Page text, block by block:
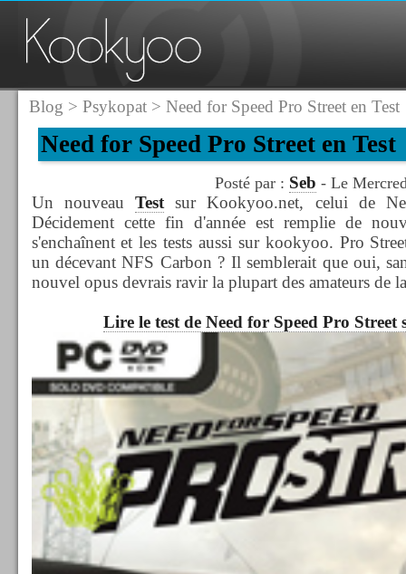
Blog > Psykopat> Need for Speed Pro Street en Test
Need for Speed Pro Street en Test
Posté par : Seb - Le
Un nouveau Testsur Kookyoo.net, celui de
Décidement cette fin d'année est remplie de
s'enchaînent et les tests aussi sur kookyoo. Pro
un décevant NFS Carbon ? Il semblerait que oui,
nouvel opus devrais ravir la plupart des amateurs de
Lire le test de Need for Speed Pro